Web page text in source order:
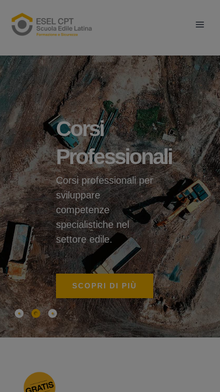
contenuto
Corsi
Professionali
Corsi professionali per
sviluppare
competenze
specialistiche nel
settore edile.
SCOPRI DI PIÙ